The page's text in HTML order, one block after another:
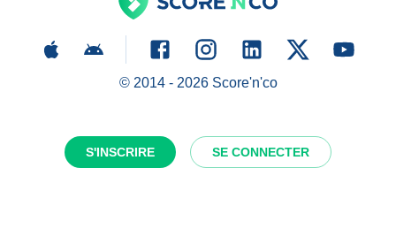
S'INSCRIRE SE CONNECTER
© 2014 - 2026Score'n'co